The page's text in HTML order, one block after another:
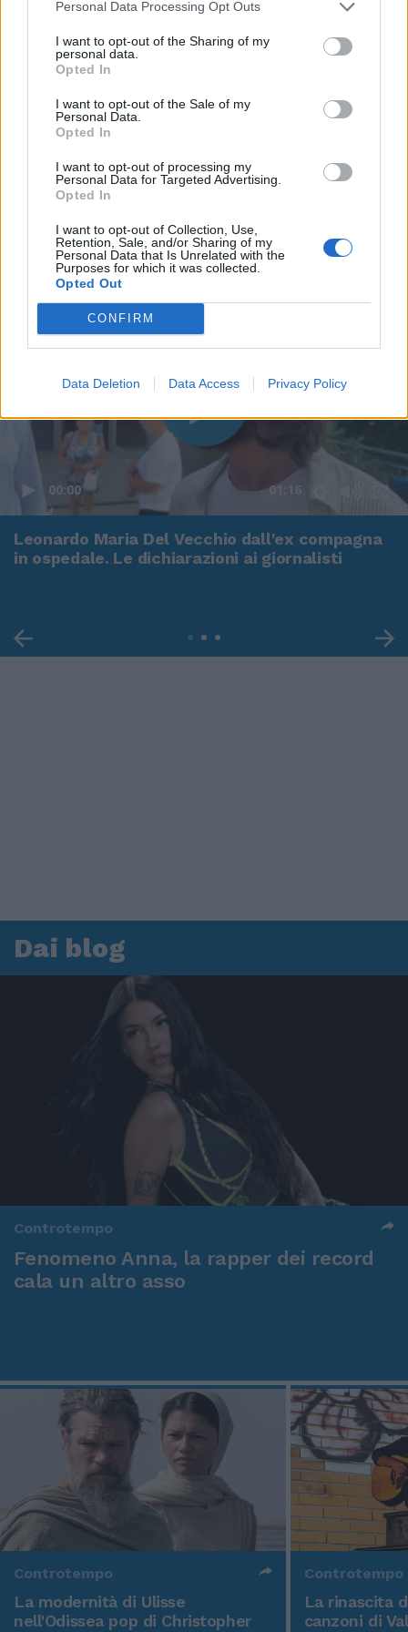
Personal Data Processing Opt Outs
I want to opt-out of the Sharing of my
personal data.
Opted In
I want to opt-out of the Sale of my
Personal Data.
Opted In
I want to opt-out of processing my
Personal Data for Targeted Advertising.
Opted In
I want to opt-out of Collection, Use,
Retention, Sale, and/or Sharing of my
Personal Data that Is Unrelated with the
Purposes for which it was collected.
Opted Out
CONFIRM
Data Deletion Data Access Privacy Policy
00:00 01:16
Leonardo Maria Del Vecchio dall'ex compagna
in ospedale. Le dichiarazioni ai giornalisti
Dai blog
Controtempo
Fenomeno Anna, la rapper dei record
cala un altro asso
Controtempo
La modernità di Ulisse
nell'Odissea pop di Christopher
Controtempo
La rinascita
canzoni di